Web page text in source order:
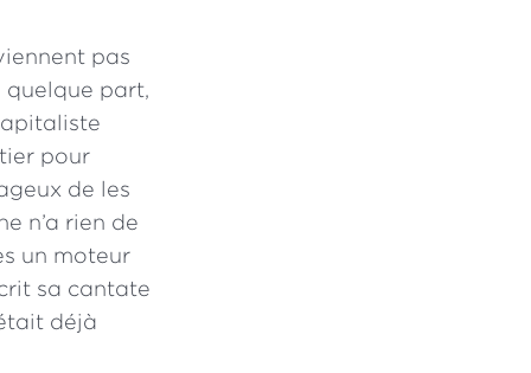
pas
quelque part,
pour
de les
n’a rien de
un moteur
sa cantate
déjà